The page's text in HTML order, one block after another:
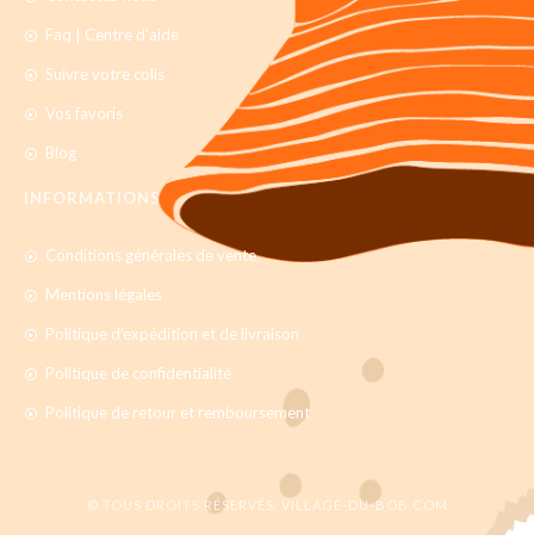
Faq | Centre d'aide
Suivre votre colis
Vos favoris
Blog
INFORMATIONS
Conditions générales de vente
Mentions légales
Politique d’expédition et de livraison
Politique de confidentialité
Politique de retour et remboursement
© TOUS DROITS RÉSERVÉS. VILLAGE-DU-BOB.COM